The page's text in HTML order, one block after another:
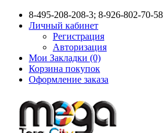
8-495-208-208-3; 8-926-802-70-58
Личный кабинет
Регистрация
Авторизация
Мои Закладки (0)
Корзина покупок
Оформление заказа